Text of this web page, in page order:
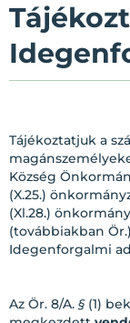
Tájékoztatjuk a
Község
(X.25.)
(Xl.28.)
(továbbiakban
Idegenforgalmi
Az Ör. 8/A. § (1)